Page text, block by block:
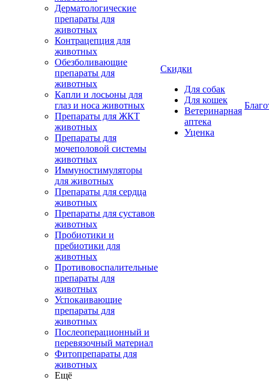
Дерматологические
препараты для
животных
Контрацепция для
животных
Обезболивающие
препараты для
животных
Капли и лосьоны для
глаз и носа животных
Препараты для ЖКТ
животных
Препараты для
мочеполовой системы
животных
Иммуностимуляторы
для животных
Препараты для сердца
животных
Препараты для суставов
животных
Пробиотики и
пребиотики для
животных
Противовоспалительные
препараты для
животных
Успокаивающие
препараты для
животных
Послеоперационный и
перевязочный материал
Фитопрепараты для
животных
Ещё
Скидки
Для собак
Для кошек
Ветеринарная
аптека
Уценка